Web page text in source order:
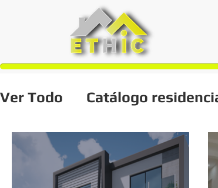
Ver Todo Catálogo
Diseño